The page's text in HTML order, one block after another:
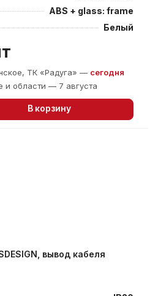
ABS + glass: frame
Белый
ТК «Радуга» — сегодня
и области — 7 августа
В корзину
вывод кабеля